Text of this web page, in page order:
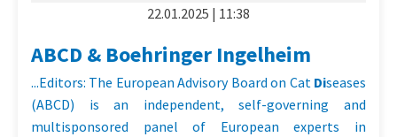
22.01.2025 | 11:38
ABCD & Boehringer Ingelheim
...Editors: The European Advisory Board on Cat Diseases
(ABCD) is an independent, self-governing and
multisponsored panel of European experts in